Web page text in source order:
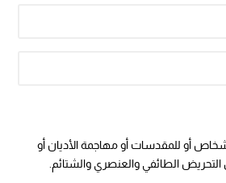
أو للمقدسات أو مهاجمة الأديان أو
التحريض الطائفي والعنصري والشتائم.